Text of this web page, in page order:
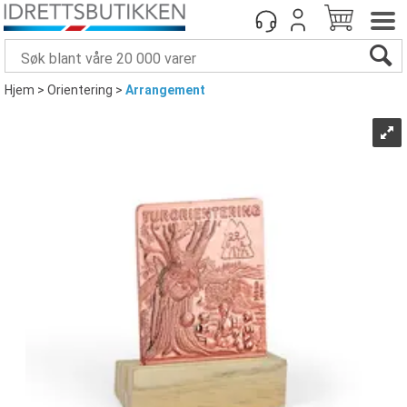
Hjem>Orientering>Arrangement